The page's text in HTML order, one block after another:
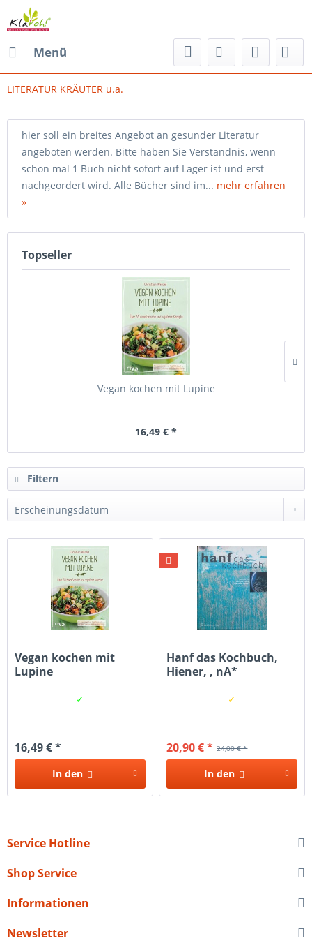
Menü
LITERATUR KRÄUTER u.a.
hier soll ein breites Angebot an gesunder Literatur
angeboten werden. Bitte haben Sie Verständnis, wenn
schon mal 1 Buch nicht sofort auf Lager ist und erst
nachgeordert wird. Alle Bücher sind im... mehr erfahren
»
Topseller
Vegan kochen mit Lupine
16,49 € *
Filtern
Vegan kochen mit
Lupine
✓
16,49 € *
In den
Hanf das Kochbuch,
Hiener, , nA*
✓
24,00 € *
20,90 € *
In den
Service Hotline
Shop Service
Informationen
Newsletter